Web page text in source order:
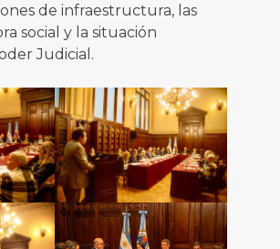
de infraestructura, las
social y la situación
Judicial.